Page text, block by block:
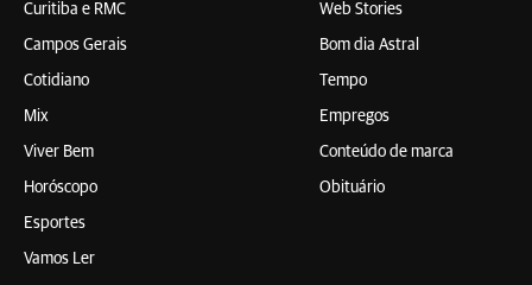
Curitiba e RMC
Campos Gerais
Cotidiano
Mix
Viver Bem
Horóscopo
Esportes
Vamos Ler
Web Stories
Bom dia Astral
Tempo
Empregos
Conteúdo de marca
Obituário